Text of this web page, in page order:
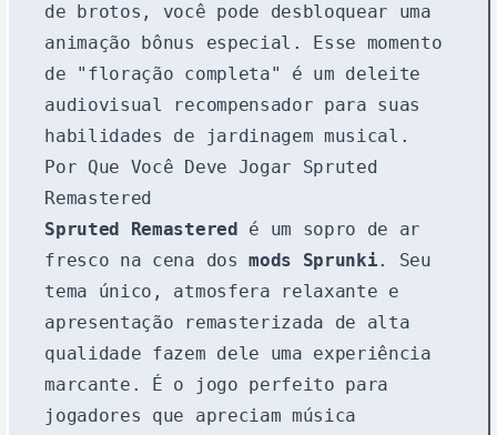
de brotos, você pode desbloquear uma
animação bônus especial. Esse momento
de "floração completa" é um deleite
audiovisual recompensador para suas
habilidades de jardinagem musical.
Por Que Você Deve Jogar Spruted
Remastered
Spruted Remastered
é um sopro de ar
fresco na cena dosmods Sprunki. Seu
tema único, atmosfera relaxante e
apresentação remasterizada de alta
qualidade fazem dele uma experiência
marcante. É o jogo perfeito para
jogadores que apreciam música